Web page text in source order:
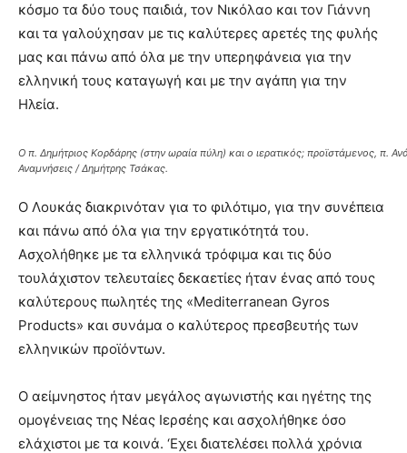
κόσμο τα δύο τους παιδιά, τον Νικόλαο και τον Γιάννη
και τα γαλούχησαν με τις καλύτερες αρετές της φυλής
μας και πάνω από όλα με την υπερηφάνεια για την
ελληνική τους καταγωγή και με την αγάπη για την
Ηλεία.
Ο π. Δημήτριος Κορδάρης (στην ωραία πύλη) και ο ιερατικός; προϊστάμενος, π.
Αναμνήσεις / Δημήτρης Τσάκας.
Ο Λουκάς διακρινόταν για το φιλότιμο, για την συνέπεια
και πάνω από όλα για την εργατικότητά του.
Ασχολήθηκε με τα ελληνικά τρόφιμα και τις δύο
τουλάχιστον τελευταίες δεκαετίες ήταν ένας από τους
καλύτερους πωλητές της «Mediterranean Gyros
Products» και συνάμα ο καλύτερος πρεσβευτής των
ελληνικών προϊόντων.
Ο αείμνηστος ήταν μεγάλος αγωνιστής και ηγέτης της
ομογένειας της Νέας Ιερσέης και ασχολήθηκε όσο
ελάχιστοι με τα κοινά. ‘Εχει διατελέσει πολλά χρόνια